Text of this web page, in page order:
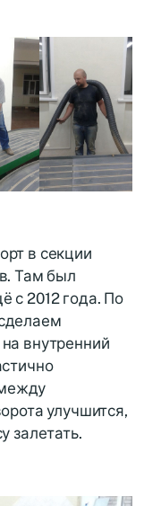
в секции
Там был
с 2012 года. По
внутренний
улучшится,
залетать.